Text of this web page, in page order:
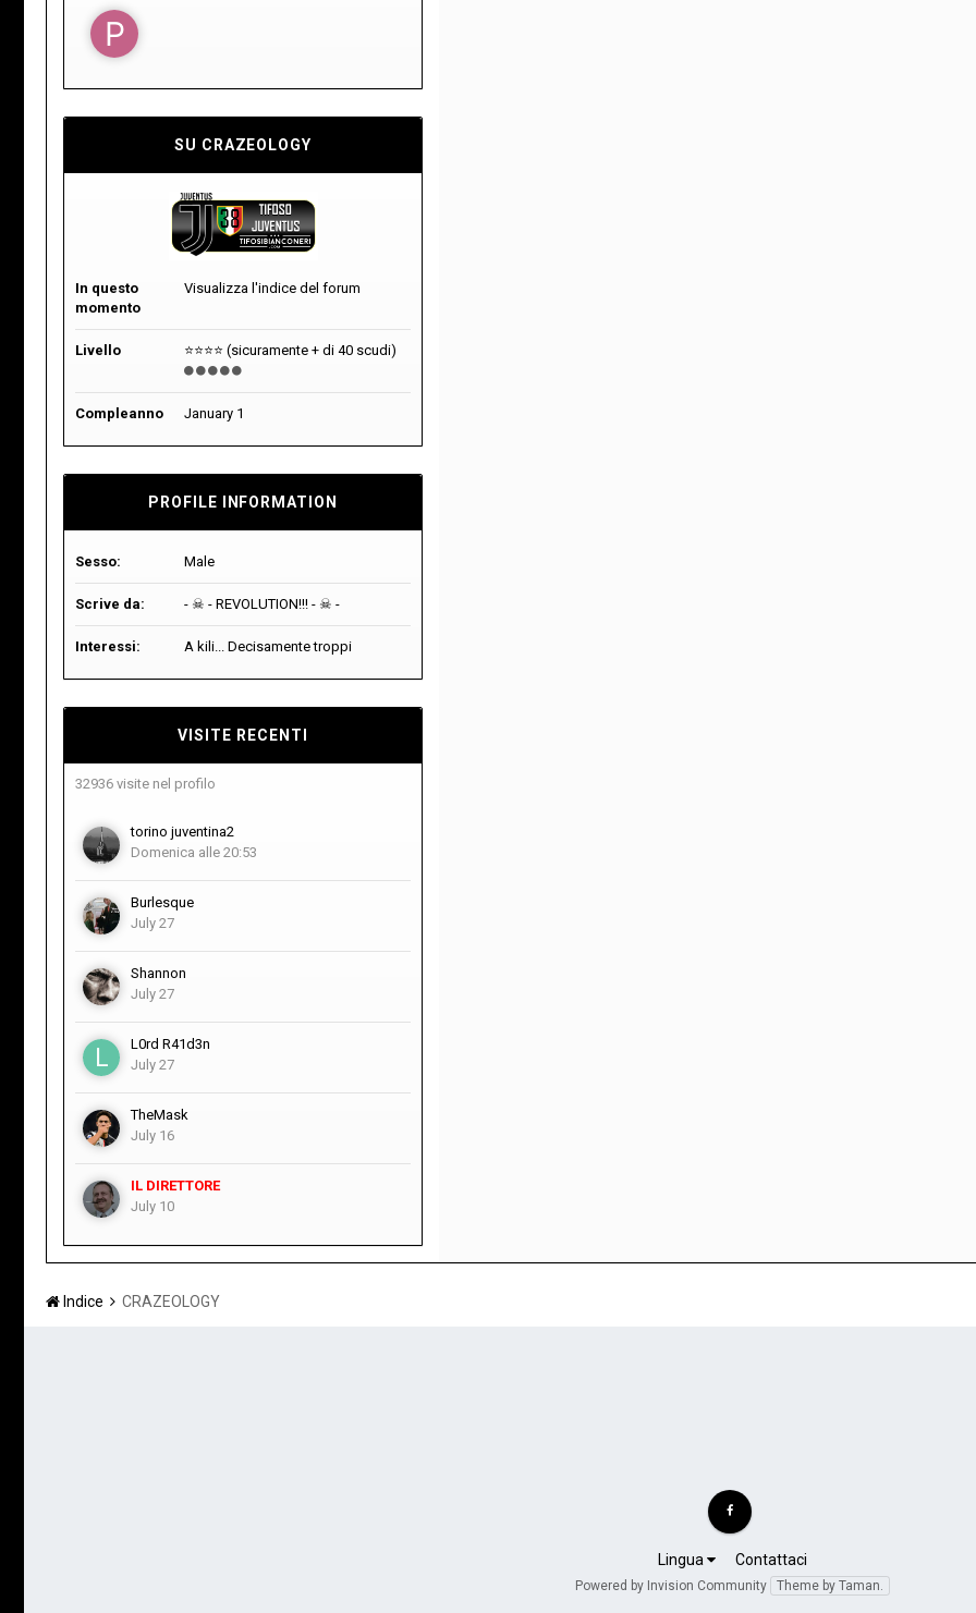
SU CRAZEOLOGY
In questo
momento
Visualizza l'indice del forum
Livello ⭐⭐⭐⭐ (sicuramente + di 40 scudi)
Compleanno January 1
PROFILE INFORMATION
Sesso: Male
Scrive da: - ☠︎ - REVOLUTION!!! - ☠︎ -
Interessi: A kili... Decisamente troppi
VISITE RECENTI
32936 visite nel profilo
torino juventina2
Domenica alle 20:53
Burlesque
July 27
Shannon
July 27
L0rd R41d3n
July 27
TheMask
July 16
IL DIRETTORE
July 10
Indice CRAZEOLOGY
Lingua Contattaci
Powered by Invision Community Theme by Taman.